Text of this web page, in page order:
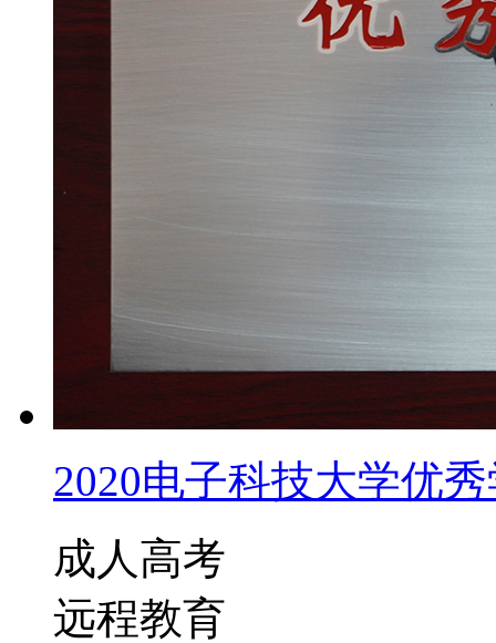
2020电子科技大学优
成人高考
远程教育